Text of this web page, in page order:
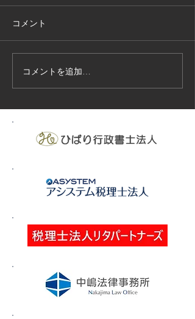
技能実習生１２名入国-フ
ィリピン、ベトナム
コメント
コメントを追加…